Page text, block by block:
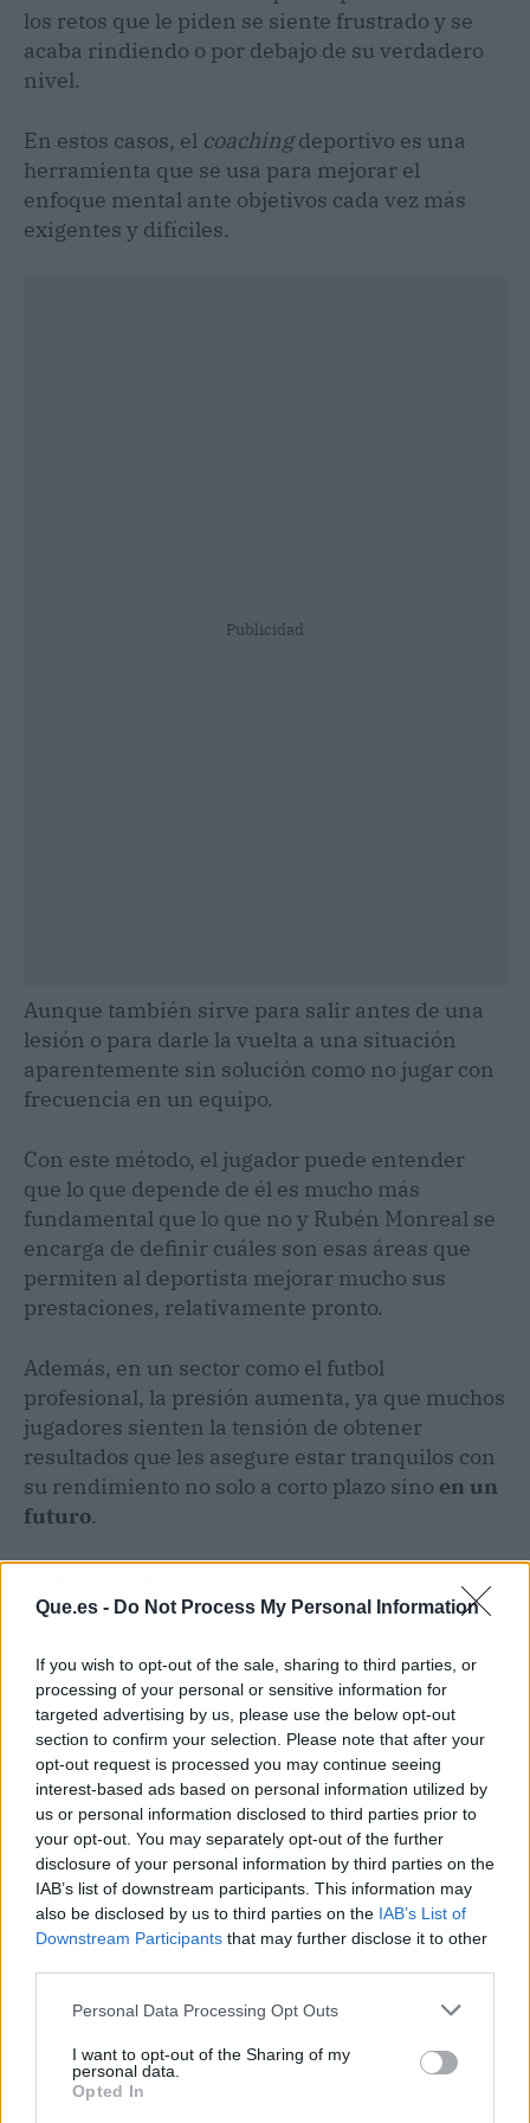
Que.es - Do Not Process My Personal Information
If you wish to opt-out of the sale, sharing to third parties, or
processing of your personal or sensitive information for
targeted advertising by us, please use the below opt-out
section to confirm your selection. Please note that after your
opt-out request is processed you may continue seeing
interest-based ads based on personal information utilized by
us or personal information disclosed to third parties prior to
your opt-out. You may separately opt-out of the further
disclosure of your personal information by third parties on the
IAB’s list of downstream participants. This information may
also be disclosed by us to third parties on the IAB’s List of
Downstream Participants that may further disclose it to other
Personal Data Processing Opt Outs
I want to opt-out of the Sharing of my
personal data.
Opted In
los retos que le piden se siente frustrado y se
acaba rindiendo o por debajo de su verdadero
nivel.
En estos casos, el coachingdeportivo es una
herramienta que se usa para mejorar el
enfoque mental ante objetivos cada vez más
exigentes y difíciles.
Publicidad
Aunque también sirve para salir antes de una
lesión o para darle la vuelta a una situación
aparentemente sin solución como no jugar con
frecuencia en un equipo.
Con este método, el jugador puede entender
que lo que depende de él es mucho más
fundamental que lo que no y Rubén Monreal se
encarga de definir cuáles son esas áreas que
permiten al deportista mejorar mucho sus
prestaciones, relativamente pronto.
Además, en un sector como el futbol
profesional, la presión aumenta, ya que muchos
jugadores sienten la tensión de obtener
resultados que les asegure estar tranquilos con
su rendimiento no solo a corto plazo sino en un
futuro.
importante no es obtener buenos resultados,
emocional que se puede mejorar con
herramientas que funcionan en eldeporte
juega un papel fundamental
Coachingpara mejorar el nivel
deportivo
Una de las cosas que diferencia a Rubén es la
práctica de atención plena o mindfulness ,
porque mantenerse enfocado es la clave para
aceptar cualquier pensamiento tanto en el
Pero, estas cualidades no se obtienen de la
noche a la mañana, aunque muchas veces se
notan resultados relativamente pronto, ya que